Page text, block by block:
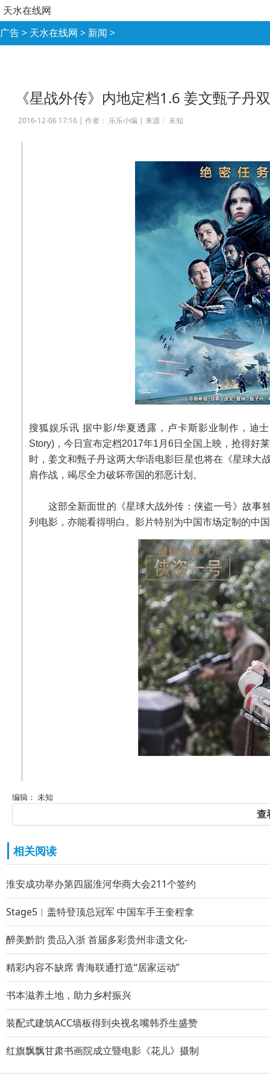
天水在线网
广告> 天水在线网 > 新闻 >
《星战外传》内地定档1.6 姜文甄子丹
2016-12-06 17:16 | 作者： 乐乐小编 | 来源： 未知
搜狐娱乐讯 据中影/华夏透露，卢卡斯影业制作，迪
Story)，今日宣布定档2017年1月6日全国上映，抢得好
时，姜文和甄子丹这两大华语电影巨星也将在《星球大
肩作战，竭尽全力破坏帝国的邪恶计划。
这部全新面世的《星球大战外传：侠盗一号》故事
列电影，亦能看得明白。影片特别为中国市场定制的中
编辑： 未知
查
相关阅读
淮安成功举办第四届淮河华商大会211个签约
Stage5︱盖特登顶总冠军 中国车手王奎程拿
醉美黔韵 贵品入浙 首届多彩贵州非遗文化-
精彩内容不缺席 青海联通打造“居家运动”
书本滋养土地，助力乡村振兴
装配式建筑ACC墙板得到央视名嘴韩乔生盛赞
红旗飘飘甘肃书画院成立暨电影《花儿》摄制